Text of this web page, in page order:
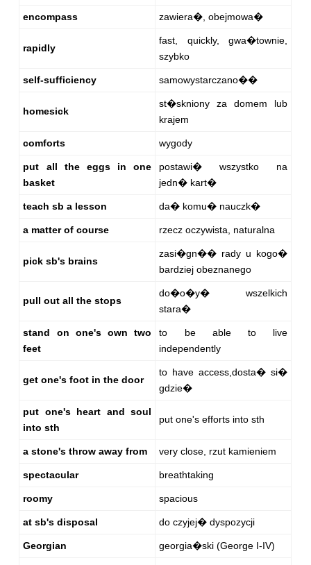
encompass zawiera�, obejmowa�
rapidly
fast, quickly, gwa�townie,
szybko
self-sufficiency samowystarczano��
homesick
st�skniony za domem lub
krajem
comforts wygody
put all the eggs in one
basket
postawi� wszystko na
jedn� kart�
teach sb a lesson da� komu� nauczk�
a matter of course rzecz oczywista, naturalna
pick sb's brains
zasi�gn�� rady u kogo�
bardziej obeznanego
pull out all the stops
do�o�y� wszelkich
stara�
stand on one's own two
feet
to be able to live
independently
get one's foot in the door
to have access,dosta� si�
gdzie�
put one's heart and soul
into sth
put one's efforts into sth
a stone's throw away from very close, rzut kamieniem
spectacular breathtaking
roomy spacious
at sb's disposal do czyjej� dyspozycji
Georgian georgia�ski (George I-IV)